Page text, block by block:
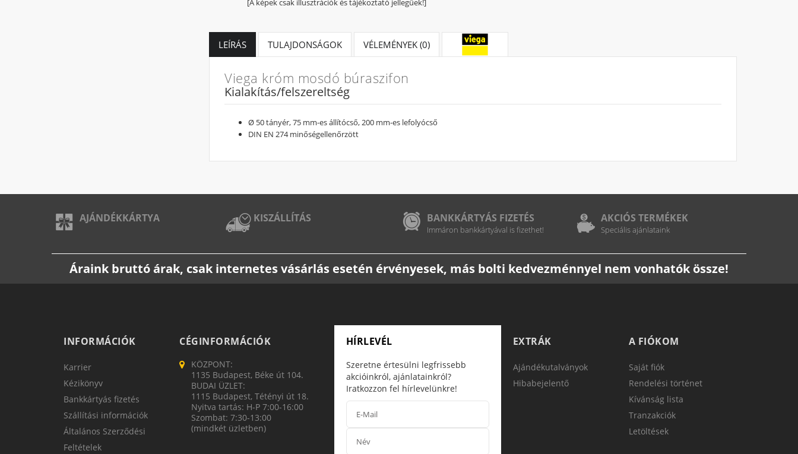
[A képek csak illusztrációk és tájékoztató jellegűek!]
LEÍRÁS TULAJDONSÁGOK VÉLEMÉNYEK (0)
Viega króm mosdó búraszifon
Kialakítás/felszereltség
Ø 50 tányér, 75 mm-es állítócső, 200 mm-es lefolyócső
DIN EN 274 minőségellenőrzött
AJÁNDÉKKÁRTYA KISZÁLLÍTÁS BANKKÁRTYÁS FIZETÉS
Immáron bankkártyával is fizethet!
AKCIÓS TERMÉKEK
Speciális ajánlataink
Áraink bruttó árak, csak internetes vásárlás esetén érvényesek, más bolti kedvezménnyel nem vonhatók össze!
INFORMÁCIÓK
Karrier
Kézikönyv
Bankkártyás fizetés
Szállítási információk
Általános Szerződési
Feltételek
CÉGINFORMÁCIÓK
KÖZPONT:
1135 Budapest, Béke út 104.
BUDAI ÜZLET:
1115 Budapest, Tétényi út 18.
Nyitva tartás: H-P 7:00-16:00
Szombat: 7:30-13:00
(mindkét üzletben)
HÍRLEVÉL
Szeretne értesülni legfrissebb
akcióinkról, ajánlatainkról?
Iratkozzon fel hírlevelünkre!
EXTRÁK
Ajándékutalványok
Hibabejelentő
A FIÓKOM
Saját fiók
Rendelési történet
Kívánság lista
Tranzakciók
Letöltések